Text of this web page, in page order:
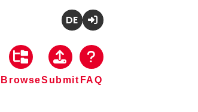
BrowseSubmit FAQ